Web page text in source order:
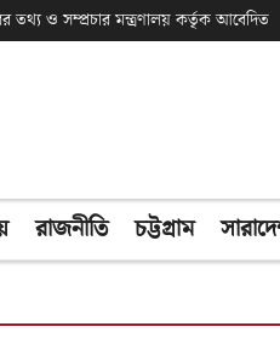
তথ্য ও সম্প্রচার মন্ত্রণালয় কর্তৃক আবেদিত
রাজনীতি চট্টগ্রাম